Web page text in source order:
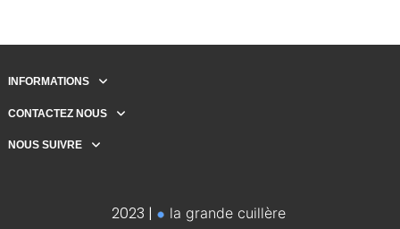
INFORMATIONS
CONTACTEZ NOUS
NOUS SUIVRE
2023 | la grande cuillère